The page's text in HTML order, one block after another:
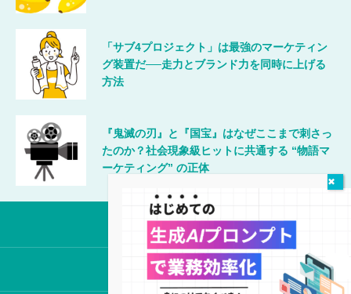
「サブ4プロジェクト」は最強のマーケティン
グ装置だ──走力とブランド力を同時に上げる
方法
『鬼滅の刃』と『国宝』はなぜここまで刺さっ
たのか？社会現象級ヒットに共通する “物語マ
ーケティング” の正体
唯一無二のマーケティング